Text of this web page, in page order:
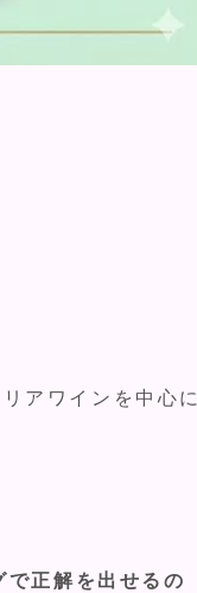
アワインを中心に
で正解を出せるの